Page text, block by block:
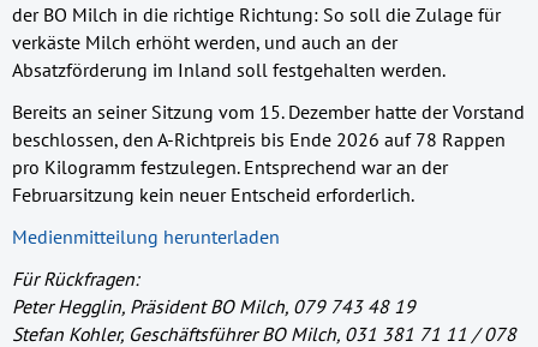
der BO Milch in die richtige Richtung: So soll die Zulage für
verkäste Milch erhöht werden, und auch an der
Absatzförderung im Inland soll festgehalten werden.
Bereits an seiner Sitzung vom 15. Dezember hatte der Vorstand
beschlossen, den A-Richtpreis bis Ende 2026 auf 78 Rappen
pro Kilogramm festzulegen. Entsprechend war an der
Februarsitzung kein neuer Entscheid erforderlich.
Medienmitteilung herunterladen
Für Rückfragen:
Peter Hegglin, Präsident BO Milch, 079 743 48 19
Stefan Kohler, Geschäftsführer BO Milch, 031 381 71 11 / 078